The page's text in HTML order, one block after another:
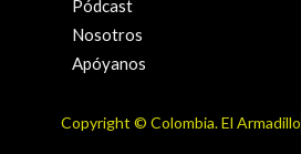
Pódcast
Nosotros
Apóyanos
Copyright ©️ Colombia. El Armadillo